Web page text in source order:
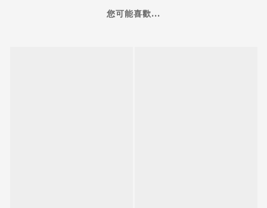
您可能喜歡...